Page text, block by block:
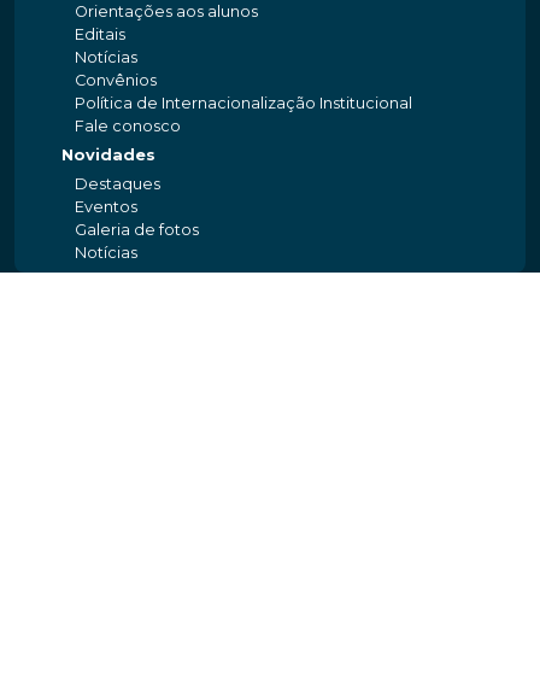
Orientações aos alunos
Editais
Notícias
Convênios
Política de Internacionalização Institucional
Fale conosco
Novidades
Destaques
Eventos
Galeria de fotos
Notícias